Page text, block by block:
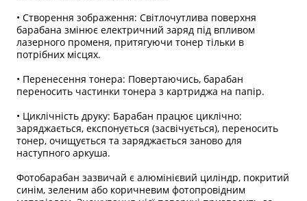
• Створення зображення: Світлочутлива поверхня
барабана змінює електричний заряд під впливом
лазерного променя, притягуючи тонер тільки в
потрібних місцях.
• Перенесення тонера: Повертаючись, барабан
переносить частинки тонера з картриджа на папір.
• Циклічність друку: Барабан працює циклічно:
заряджається, експонується (засвічується), переносить
тонер, очищується та заряджається заново для
наступного аркуша.
Фотобарабан зазвичай є алюмінієвий циліндр, покритий
синім, зеленим або коричневим фотопровідним